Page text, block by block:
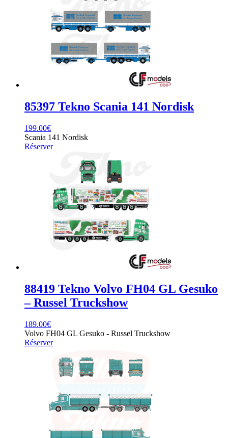
85397 Tekno Scania 141 Nordisk
199.00€
Scania 141 Nordisk
Réserver
88419 Tekno Volvo FH04 GL Gesuko
– Russel Truckshow
189.00€
Volvo FH04 GL Gesuko - Russel Truckshow
Réserver